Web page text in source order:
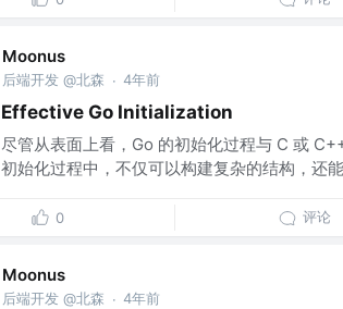
Moonus
后端开发 @北森 · 4年前
Effective Go Initialization
尽管从表面上看，Go 的初始化过程与 C 或
初始化过程中，不仅可以构建复杂的结构，还
0 评论
Moonus
后端开发 @北森 · 4年前